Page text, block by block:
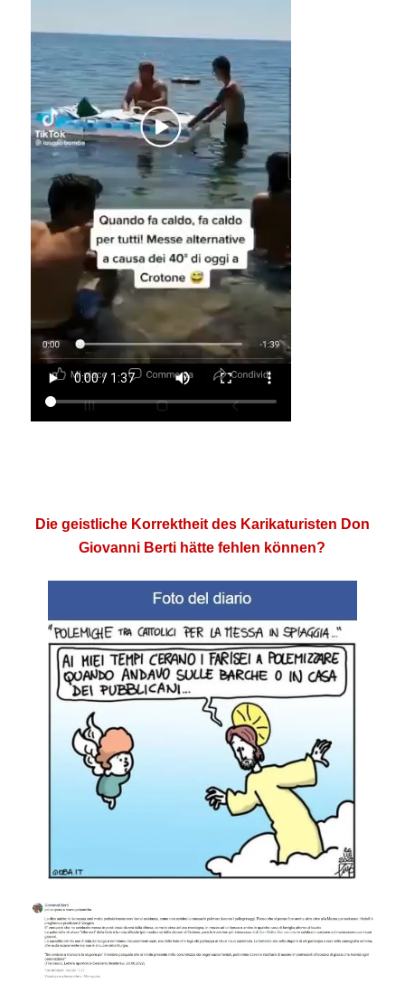
Die geistliche Korrektheit des Karikaturisten Don
Giovanni Berti hätte fehlen können?